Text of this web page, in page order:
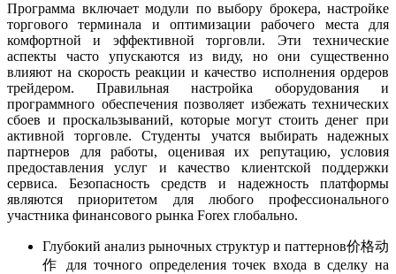
Программа включает модули по выбору брокера, настройке
торгового терминала и оптимизации рабочего места для
комфортной и эффективной торговли. Эти технические
аспекты часто упускаются из виду, но они существенно
влияют на скорость реакции и качество исполнения ордеров
трейдером. Правильная настройка оборудования и
программного обеспечения позволяет избежать технических
сбоев и проскальзываний, которые могут стоить денег при
активной торговле. Студенты учатся выбирать надежных
партнеров для работы, оценивая их репутацию, условия
предоставления услуг и качество клиентской поддержки
сервиса. Безопасность средств и надежность платформы
являются приоритетом для любого профессионального
участника финансового рынка Forex глобально.
Глубокий анализ рыночных структур и паттернов价格动
作 для точного определения точек входа в сделку на